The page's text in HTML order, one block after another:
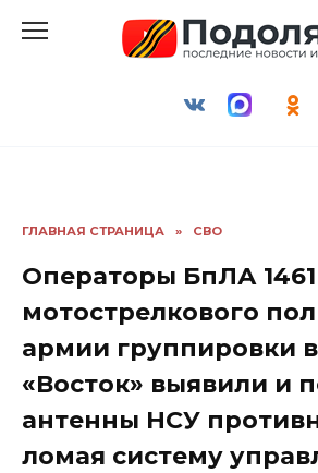
ГЛАВНАЯ СТРАНИЦА » СВО
Операторы БпЛА 1461
мотострелкового
армии группировки
«Восток» выявили и
антенны НСУ
ломая систему